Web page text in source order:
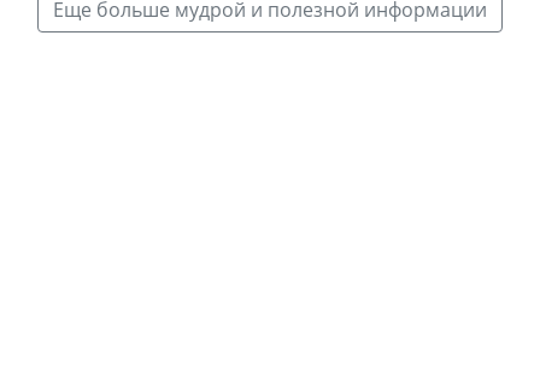
Еще больше мудрой и полезной информации